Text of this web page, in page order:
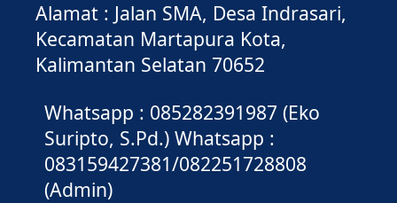
Alamat : Jalan SMA, Desa Indrasari,
Kecamatan Martapura Kota,
Kalimantan Selatan 70652
Whatsapp : 085282391987 (Eko
Suripto, S.Pd.) Whatsapp :
083159427381/082251728808
(Admin)